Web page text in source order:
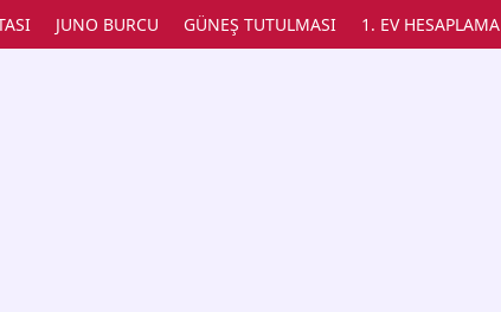
JUNO BURCU GÜNEŞ TUTULMASI 1. EV HESAPLAMA